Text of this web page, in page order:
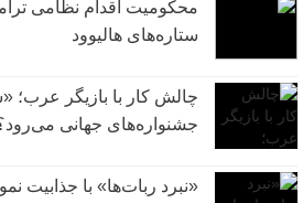
محکومیت اقدام نظامی
ستاره‌های هالیوود
چالش کار با بازیگر عرب؛
جشنواره‌های جهانی
«نبرد ربات‌ها» با جذابیت